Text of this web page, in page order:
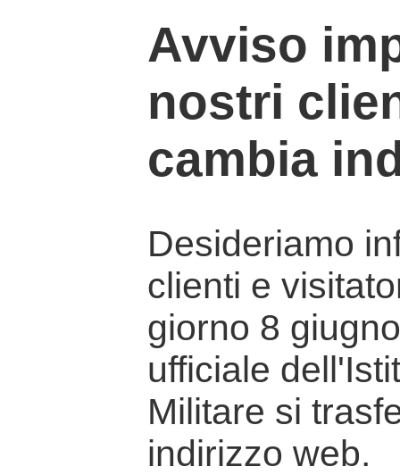
Avviso
nostri
cambia
Desideriamo
clienti e
giorno 8
ufficiale
Militare si
indirizzo web.